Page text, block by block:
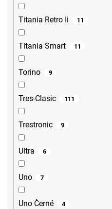
Titania Retro Ii 11
Titania Smart 11
Torino 9
Tres-Clasic 111
Trestronic 9
Ultra 6
Uno 7
Uno Černé 4